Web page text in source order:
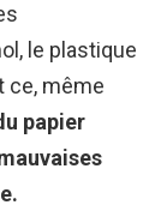
le plastique
ce, même
papier